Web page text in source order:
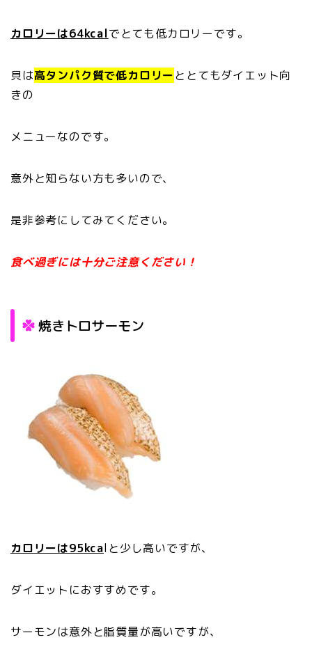
カロリーは64kcalでとても低カロリーです。
貝は高タンパク質で低カロリーととてもダイエット向
きの
メニューなのです。
意外と知らない方も多いので、
是非参考にしてみてください。
食べ過ぎには十分ご注意ください！
焼きトロサーモン
カロリーは95kcalと少し高いですが、
ダイエットにおすすめです。
サーモンは意外と脂質量が高いですが、